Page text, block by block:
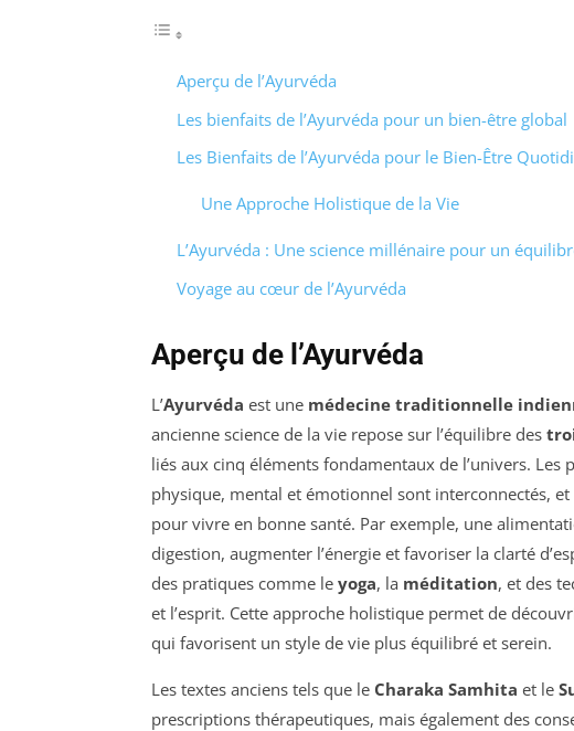
Aperçu de l’Ayurvéda
Les bienfaits de l’Ayurvéda pour un bien-être global
Les Bienfaits de l’Ayurvéda pour le Bien-Être
Une Approche Holistique de la Vie
L’Ayurvéda : Une science millénaire pour un
Voyage au cœur de l’Ayurvéda
Aperçu de l’Ayurvéda
L’Ayurvéda est une médecine traditionnelle
ancienne science de la vie repose sur l’équilibre des
liés aux cinq éléments fondamentaux de l’univers. Les
physique, mental et émotionnel sont interconnectés,
pour vivre en bonne santé. Par exemple, une
digestion, augmenter l’énergie et favoriser la clarté
des pratiques comme le yoga, la méditation, et des
et l’esprit. Cette approche holistique permet de
qui favorisent un style de vie plus équilibré et serein.
Les textes anciens tels que le Charaka Samhita et le
prescriptions thérapeutiques, mais également des